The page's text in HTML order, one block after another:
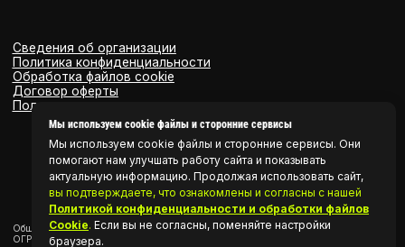
Мы используем cookie файлы и сторонние сервисы
Мы используем cookie файлы и сторонние сервисы. Они
помогают нам улучшать работу сайта и показывать
актуальную информацию. Продолжая использовать сайт,
вы подтверждаете, что ознакомлены и согласны с нашей
Политикой конфиденциальности и обработки файлов
Cookie. Если вы не согласны, поменяйте настройки
браузера.